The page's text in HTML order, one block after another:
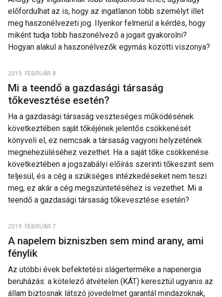
előfordulhat az is, hogy az ingatlanon több személyt illet
meg haszonélvezeti jog. Ilyenkor felmerül a kérdés, hogy
miként tudja több haszonélvező a jogait gyakorolni?
Hogyan alakul a haszonélvezők egymás közötti viszonya?
2019. FEBRUÁR 8.
Mi a teendő a gazdasági társaság
tőkevesztése esetén?
Ha a gazdasági társaság veszteséges működésének
következtében saját tőkéjének jelentős csökkenését
könyveli el, ez nemcsak a társaság vagyoni helyzetének
megnehezüléséhez vezethet. Ha a saját tőke csökkenése
következtében a jogszabályi előírás szerinti tőkeszint sem
teljesül, és a cég a szükséges intézkedéseket nem teszi
meg, ez akár a cég megszüntetéséhez is vezethet. Mi a
teendő a gazdasági társaság tőkevesztése esetén?
2019. FEBRUÁR 7.
A napelem bizniszben sem mind arany, ami
fénylik
Az utóbbi évek befektetési slágerterméke a napenergia
beruházás: a kötelező átvételen (KÁT) keresztül ugyanis az
állam biztosnak látszó jövedelmet garantál mindazoknak,